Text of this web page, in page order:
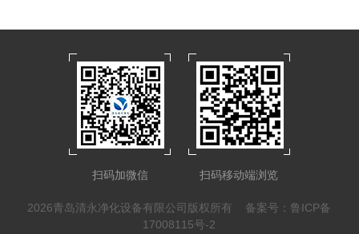
扫码加微信 扫码移动端浏览
2026青岛清永净化设备有限公司版权所有 备案号：鲁ICP备
17008115号-2